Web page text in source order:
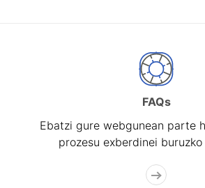
FAQs
Ebatzi gure webgunean parte
prozesu exberdinei